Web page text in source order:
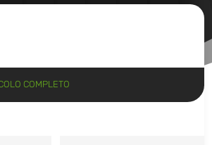
COMPLETO